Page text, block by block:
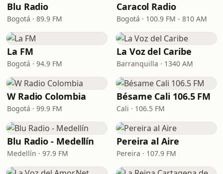
Blu Radio
Bogotá · 89.9 FM
Caracol Radio
Bogotá · 100.9 FM - 810 AM
La FM
Bogotá · 94.9 FM
La Voz del Caribe
Barranquilla · 1340 AM
W Radio Colombia
Bogotá · 99.9 FM
Bésame Cali 106.5 FM
Cali · 106.5 FM
Blu Radio - Medellín
Medellín · 97.9 FM
Pereira al Aire
Pereira · 107.9 FM